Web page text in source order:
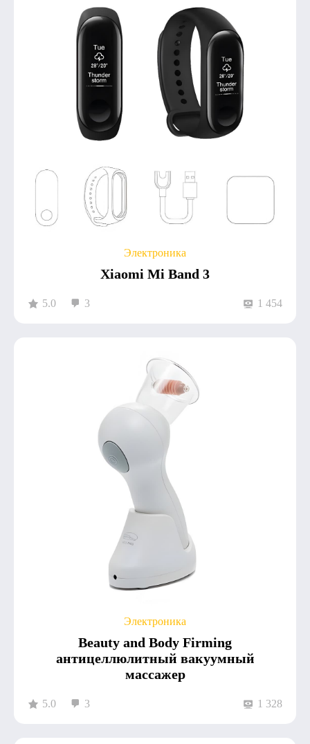
Электроника
Xiaomi Mi Band 3
5.0 3 1 454
Электроника
Beauty and Body Firming
антицеллюлитный вакуумный
массажер
5.0 3 1 328